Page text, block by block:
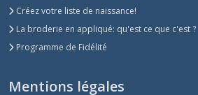
Créez votre liste de naissance!
La broderie en appliqué: qu'est ce que c'est ?
Programme de Fidélité
Mentions légales